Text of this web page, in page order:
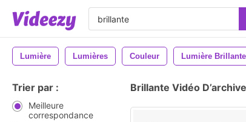
Lumière Lumières Couleur Lumière Brillante
Trier par :
Meilleure
correspondance
Brillante Vidéo